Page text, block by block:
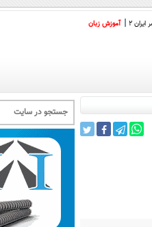
2 آموزش زبان